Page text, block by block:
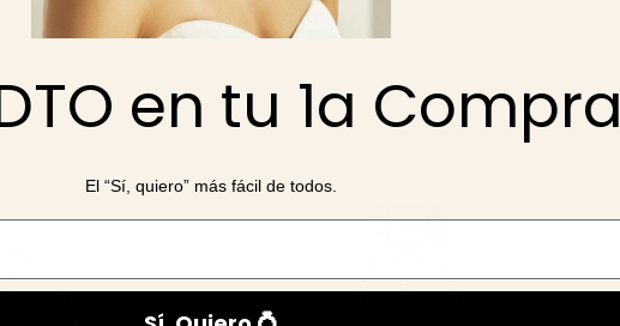
pedido.
Recomendaciones
en tu 1a Compra
El “Sí, quiero” más fácil de todos.